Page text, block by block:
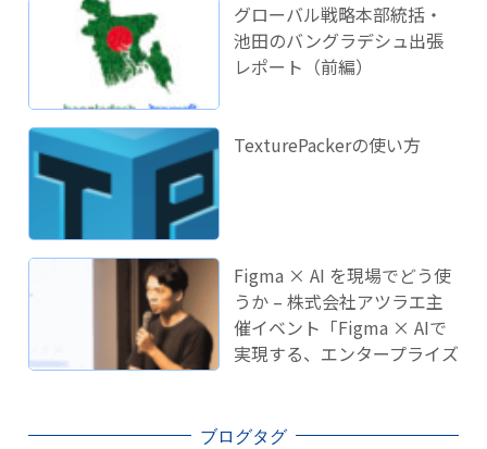
グローバル戦略本部統括・
池田のバングラデシュ出張
レポート（前編）
TexturePackerの使い方
Figma × AI を現場でどう使
うか – 株式会社アツラエ主
催イベント「Figma × AIで
実現する、エンタープライズ
ブログタグ